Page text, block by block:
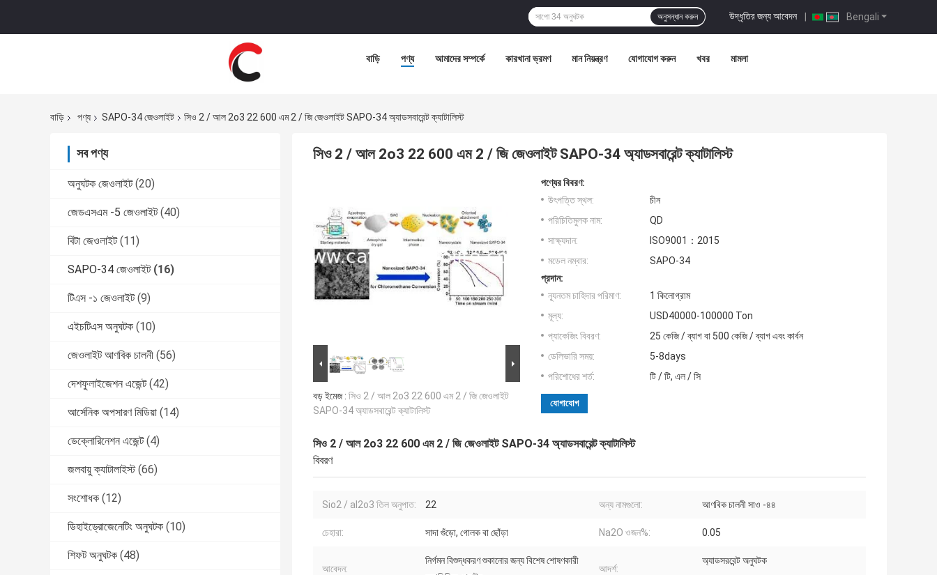
Bengali
উদ্ধৃতির জন্য আবেদন |
অনুসন্ধান করুন
বাড়ি পণ্য আমাদের সম্পর্কে কারখানা ভ্রমণ মান নিয়ন্ত্রণ যোগাযোগ করুন খবর মামলা
বাড়ি পণ্য SAPO-34 জেওলাইট সিও 2 / আল 2o3 22 600 এম 2 / জি জেওলাইট SAPO-34 অ্যাডসবারেন্ট ক্যাটালিস্ট
সব পণ্য
অনুঘটক জেওলাইট (20)
জেডএসএম -5 জেওলাইট (40)
বিটা জেওলাইট (11)
SAPO-34 জেওলাইট (16)
টিএস -১ জেওলাইট (9)
এইচটিএস অনুঘটক (10)
জেওলাইট আণবিক চালনী (56)
দেশফুলাইজেশন এজেন্ট (42)
আর্সেনিক অপসারণ মিডিয়া (14)
ডেক্লোরিনেশন এজেন্ট (4)
জলবায়ু ক্যাটালাইস্ট (66)
সংশোধক (12)
ডিহাইড্রোজেনেটিং অনুঘটক (10)
শিফট অনুঘটক (48)
সিও 2 / আল 2o3 22 600 এম 2 / জি জেওলাইট SAPO-34 অ্যাডসবারেন্ট ক্যাটালিস্ট
বড় ইমেজ : সিও 2 / আল 2o3 22 600 এম 2 / জি জেওলাইট
SAPO-34 অ্যাডসবারেন্ট ক্যাটালিস্ট
পণ্যের বিবরণ:
উৎপত্তি স্থল:
চীন
পরিচিতিমুলক নাম:
QD
সাক্ষ্যদান:
ISO9001：2015
মডেল নম্বার:
SAPO-34
প্রদান:
ন্যূনতম চাহিদার পরিমাণ:
1 কিলোগ্রাম
মূল্য:
USD40000-100000 Ton
প্যাকেজিং বিবরণ:
25 কেজি / ব্যাগ বা 500 কেজি / ব্যাগ এবং কার্বন
ডেলিভারি সময়:
5-8days
পরিশোধের শর্ত:
টি / টি, এল / সি
যোগাযোগ
সিও 2 / আল 2o3 22 600 এম 2 / জি জেওলাইট SAPO-34 অ্যাডসবারেন্ট ক্যাটালিস্ট
বিবরণ
Sio2 / al2o3 তিল অনুপাত: 22 অন্য নামগুলো: আণবিক চালনী সাও -৪৪
চেহারা: সাদা গুঁড়ো, গোলক বা ছোঁড়া Na2O ওজন%: 0.05
আবেদন:
নির্গমন বিশুদ্ধকরণ শুকানোর জন্য বিশেষ শোষণকারী
আদর্শ:
অ্যাডসরবেন্ট অনুঘটক